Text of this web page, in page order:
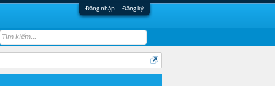
Đăng nhập Đăng ký